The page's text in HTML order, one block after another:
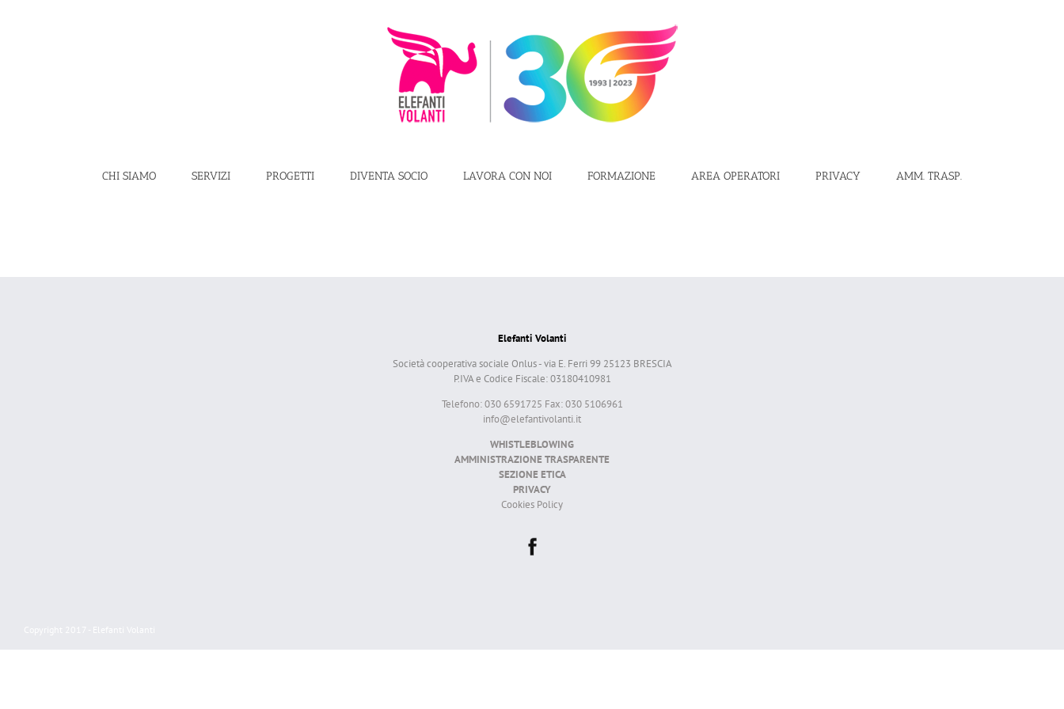
CHI SIAMO SERVIZI PROGETTI DIVENTA SOCIO LAVORA CON NOI FORMAZIONE AREA OPERATORI PRIVACY AMM. TRASP.
Elefanti Volanti
Società cooperativa sociale Onlus - via E. Ferri 99 25123 BRESCIA
P.IVA e Codice Fiscale: 03180410981
Telefono: 030 6591725 Fax: 030 5106961
info@elefantivolanti.it
WHISTLEBLOWING
AMMINISTRAZIONE TRASPARENTE
SEZIONE ETICA
PRIVACY
Cookies Policy